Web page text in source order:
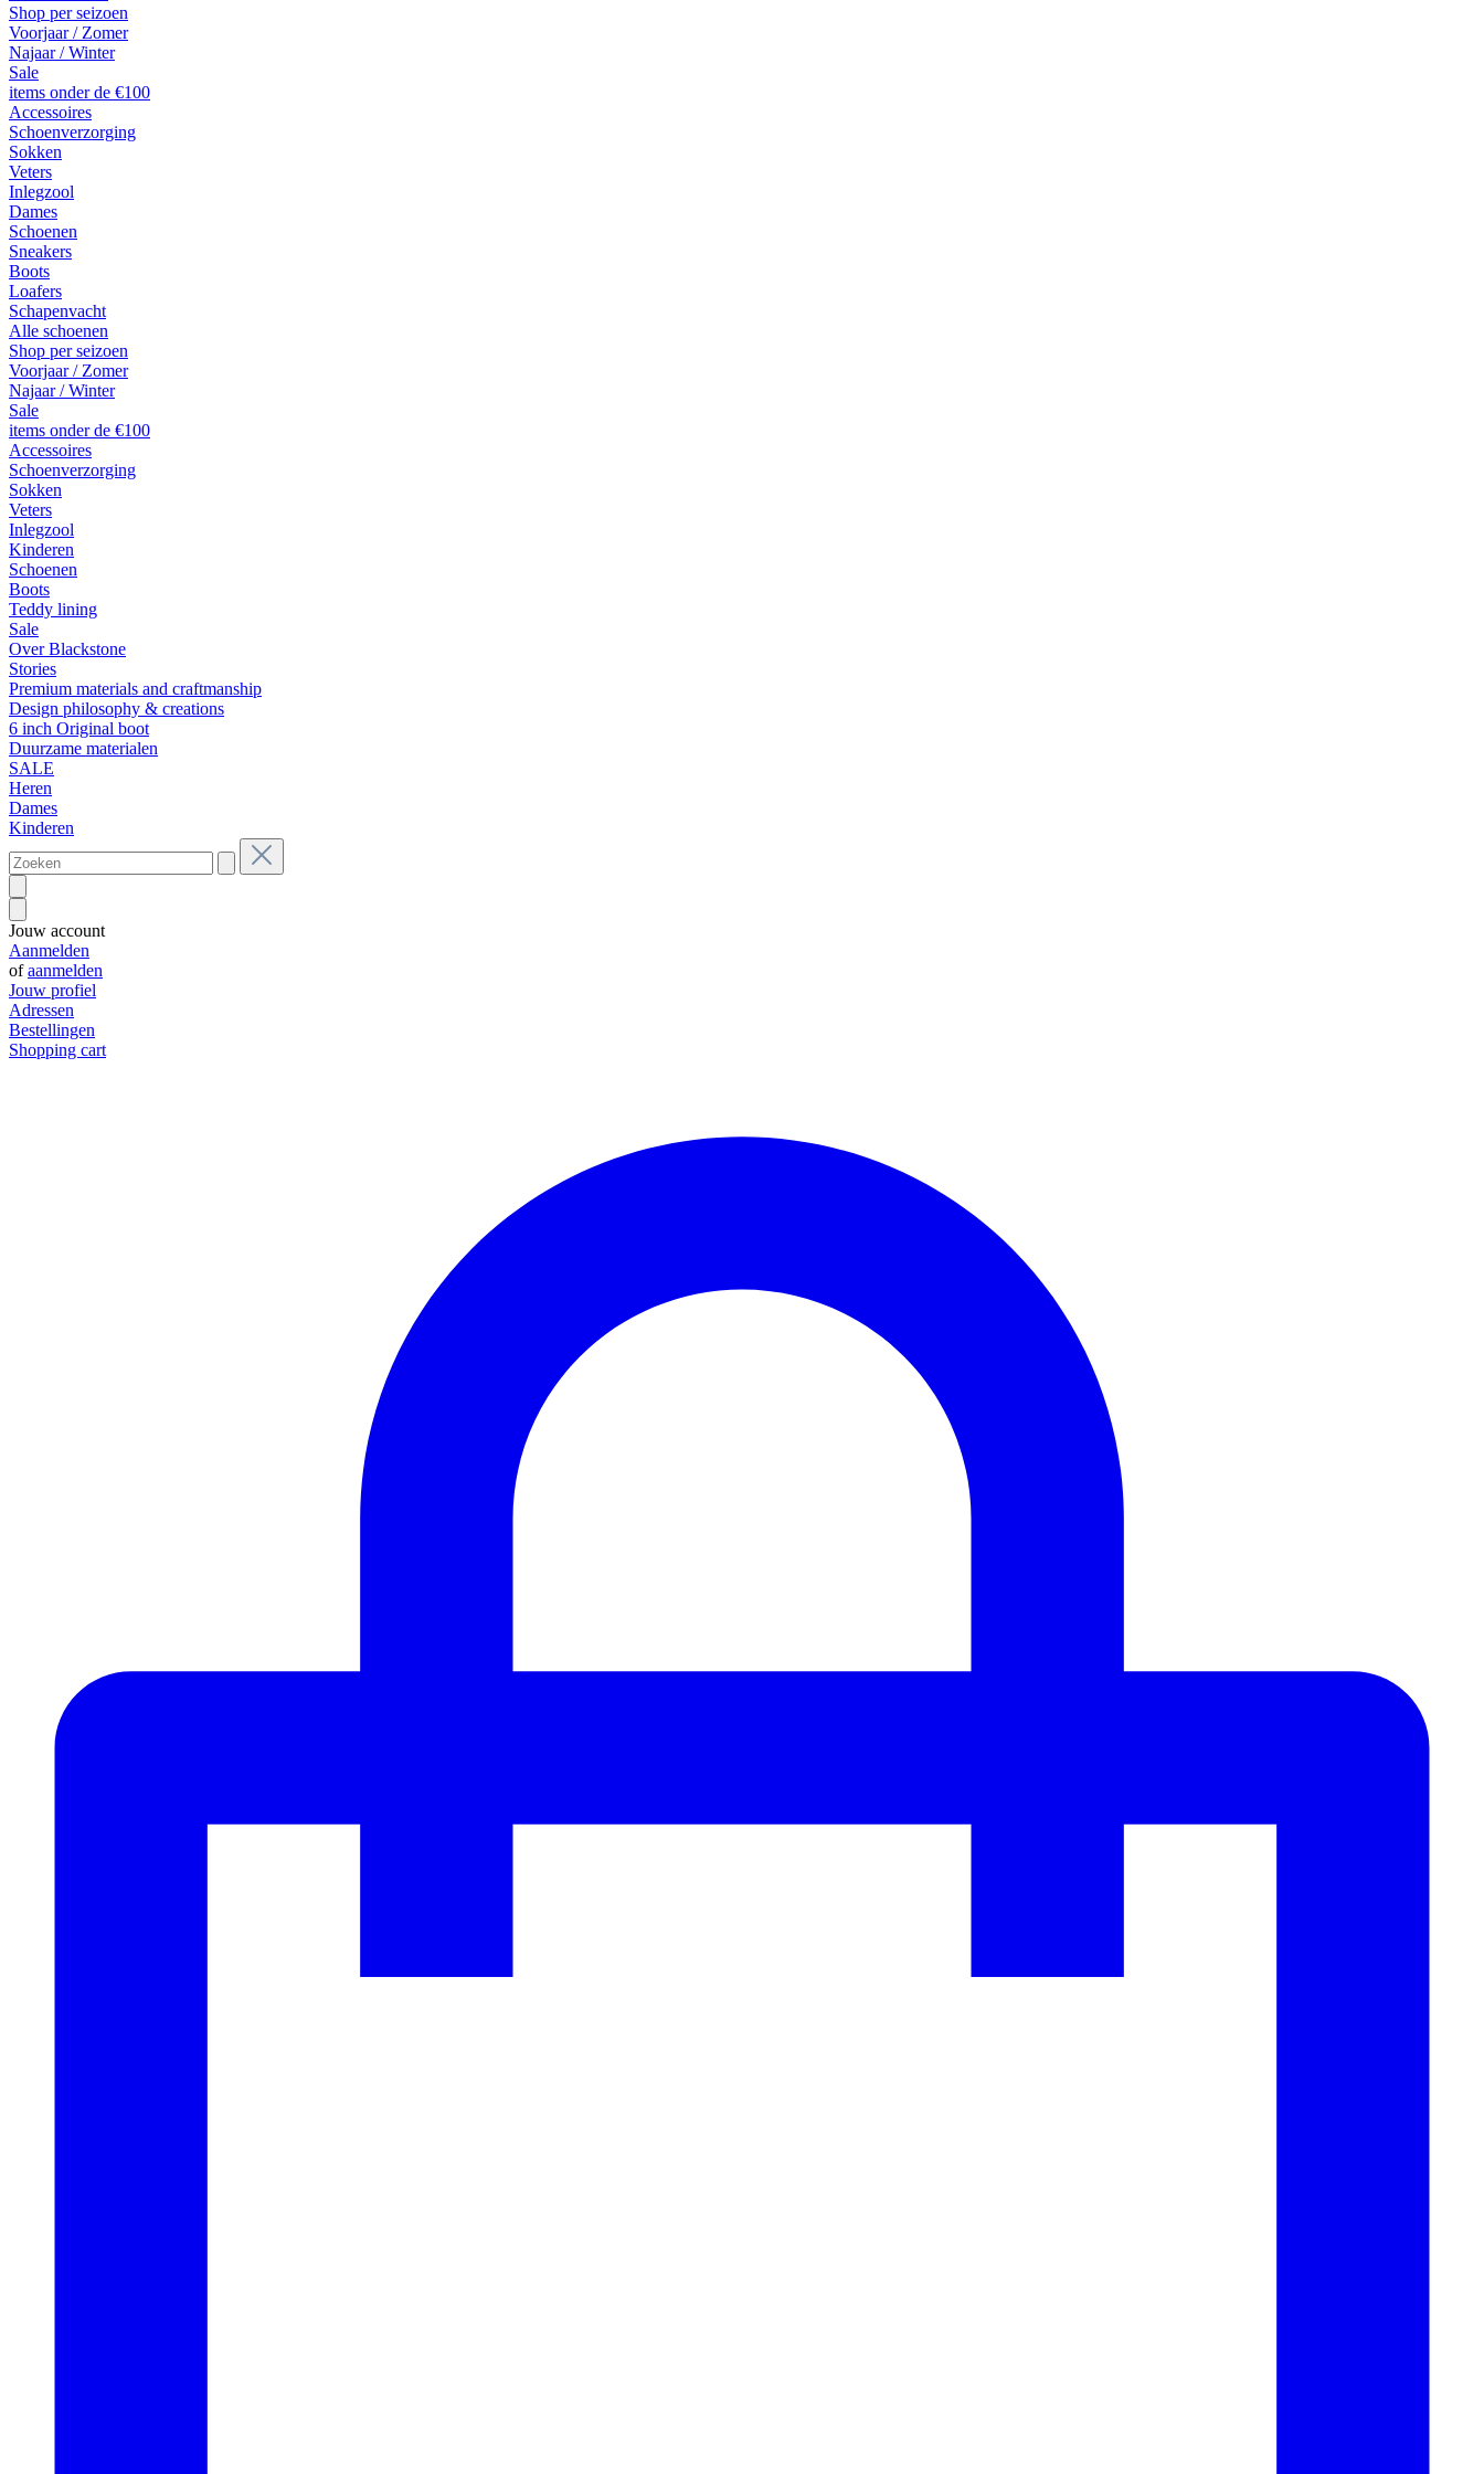
Shop per seizoen
Voorjaar / Zomer
Najaar / Winter
Sale
items onder de €100
Accessoires
Schoenverzorging
Sokken
Veters
Inlegzool
Dames
Schoenen
Sneakers
Boots
Loafers
Schapenvacht
Alle schoenen
Shop per seizoen
Voorjaar / Zomer
Najaar / Winter
Sale
items onder de €100
Accessoires
Schoenverzorging
Sokken
Veters
Inlegzool
Kinderen
Schoenen
Boots
Teddy lining
Sale
Over Blackstone
Stories
Premium materials and craftmanship
Design philosophy & creations
6 inch Original boot
Duurzame materialen
SALE
Heren
Dames
Kinderen
Jouw account
Aanmelden
ofaanmelden
Jouw profiel
Adressen
Bestellingen
Shopping cart